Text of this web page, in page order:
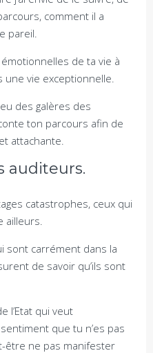
comment il a
pareil.
de ta vie à
une vie exceptionnelle.
des galères des
ton parcours afin de
attachante.
auditeurs.
catastrophes, ceux qui
ailleurs.
sont carrément dans la
de savoir qu’ils sont
l’Etat qui veut
que tu n’es pas
être ne pas manifester